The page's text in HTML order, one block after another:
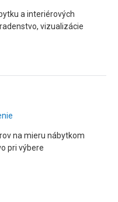
a interiérových
vizualizácie
na mieru nábytkom
pri výbere